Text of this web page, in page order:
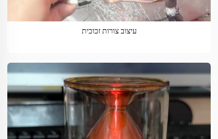
עיצוב צורות זכוכית